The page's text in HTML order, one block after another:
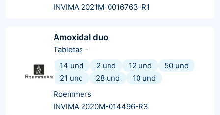
INVIMA 2021M-0016763-R1
Amoxidal duo
Tabletas -
14 und
2 und 12 und
50 und
21 und
28 und
10 und
Roemmers
INVIMA 2020M-014496-R3